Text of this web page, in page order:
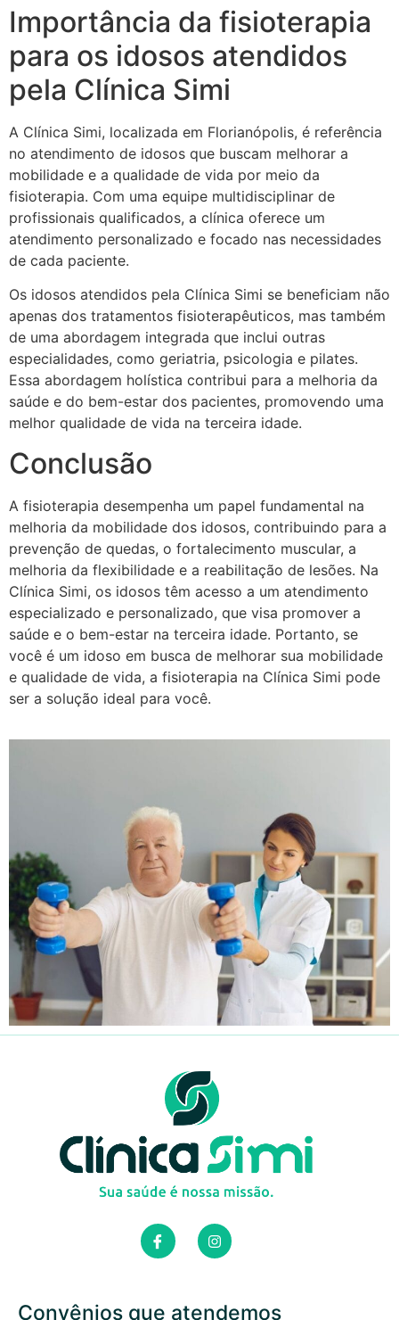
Importância da fisioterapia
para os idosos atendidos
pela Clínica Simi
A Clínica Simi, localizada em Florianópolis, é referência
no atendimento de idosos que buscam melhorar a
mobilidade e a qualidade de vida por meio da
fisioterapia. Com uma equipe multidisciplinar de
profissionais qualificados, a clínica oferece um
atendimento personalizado e focado nas necessidades
de cada paciente.
Os idosos atendidos pela Clínica Simi se beneficiam não
apenas dos tratamentos fisioterapêuticos, mas também
de uma abordagem integrada que inclui outras
especialidades, como geriatria, psicologia e pilates.
Essa abordagem holística contribui para a melhoria da
saúde e do bem-estar dos pacientes, promovendo uma
melhor qualidade de vida na terceira idade.
Conclusão
A fisioterapia desempenha um papel fundamental na
melhoria da mobilidade dos idosos, contribuindo para a
prevenção de quedas, o fortalecimento muscular, a
melhoria da flexibilidade e a reabilitação de lesões. Na
Clínica Simi, os idosos têm acesso a um atendimento
especializado e personalizado, que visa promover a
saúde e o bem-estar na terceira idade. Portanto, se
você é um idoso em busca de melhorar sua mobilidade
e qualidade de vida, a fisioterapia na Clínica Simi pode
ser a solução ideal para você.
Convênios que atendemos